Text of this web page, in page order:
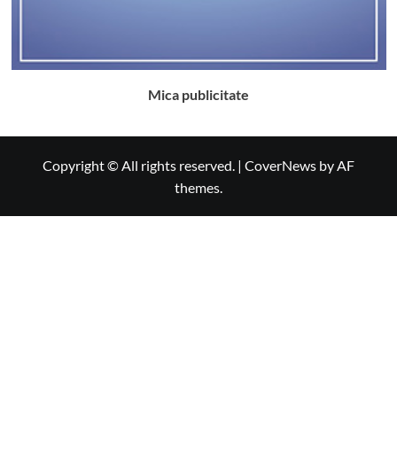
Mica publicitate
Copyright © All rights reserved. | CoverNews by AF
themes.